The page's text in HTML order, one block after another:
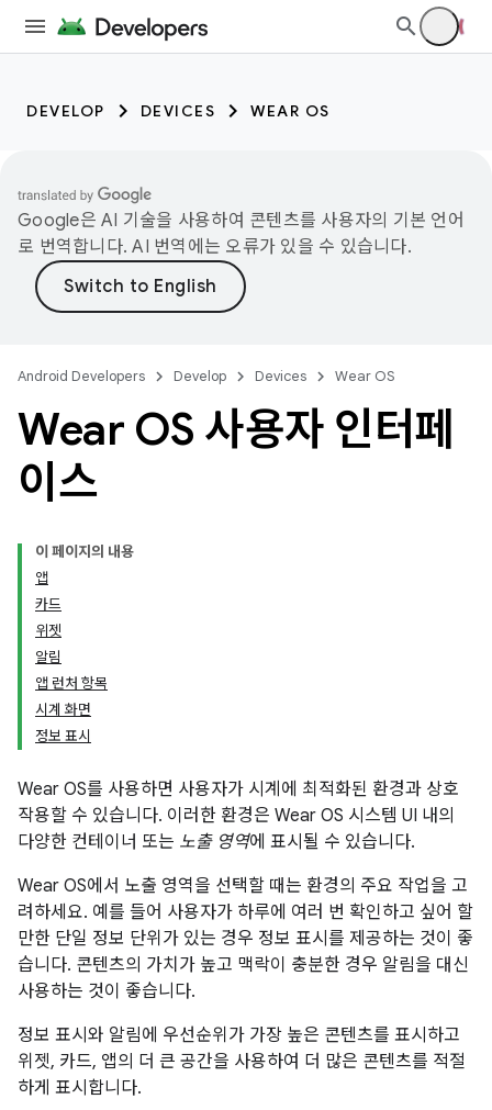
DEVELOP DEVICES WEAR OS
Google은 AI 기술을 사용하여 콘텐츠를 사용자의 기본 언어
로 번역합니다. AI 번역에는 오류가 있을 수 있습니다.
Android Developers Develop Devices Wear OS
Wear OS 사용자 인터페
이스
이 페이지의 내용
앱
카드
위젯
알림
앱 런처 항목
시계 화면
정보 표시
Wear OS를 사용하면 사용자가 시계에 최적화된 환경과 상호
작용할 수 있습니다. 이러한 환경은 Wear OS 시스템 UI 내의
다양한 컨테이너 또는 노출 영역에 표시될 수 있습니다.
Wear OS에서 노출 영역을 선택할 때는 환경의 주요 작업을 고
려하세요. 예를 들어 사용자가 하루에 여러 번 확인하고 싶어 할
만한 단일 정보 단위가 있는 경우 정보 표시를 제공하는 것이 좋
습니다. 콘텐츠의 가치가 높고 맥락이 충분한 경우 알림을 대신
사용하는 것이 좋습니다.
정보 표시와 알림에 우선순위가 가장 높은 콘텐츠를 표시하고
위젯, 카드, 앱의 더 큰 공간을 사용하여 더 많은 콘텐츠를 적절
하게 표시합니다.